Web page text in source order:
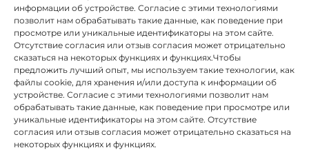
информации об устройстве. Согласие с этими технологиями
позволит нам обрабатывать такие данные, как поведение при
просмотре или уникальные идентификаторы на этом сайте.
Отсутствие согласия или отзыв согласия может отрицательно
сказаться на некоторых функциях и функциях.Чтобы
предложить лучший опыт, мы используем такие технологии, как
файлы cookie, для хранения и/или доступа к информации об
устройстве. Согласие с этими технологиями позволит нам
обрабатывать такие данные, как поведение при просмотре или
уникальные идентификаторы на этом сайте. Отсутствие
согласия или отзыв согласия может отрицательно сказаться на
некоторых функциях и функциях.
INSTITUTO HISPANICO DE MURCIA, SOCIEDAD LIMITADA был
бенефициаром Европейского фонда регионального развития,
целью которого является развитие использования и качества
информационных и коммуникационных технологий и их
доступности, и благодаря которому он внедрил следующие
решения: присутствие в Интернете через его Веб-сайт.
Настоящая мера состоялась в 2020 году. С этой целью она была